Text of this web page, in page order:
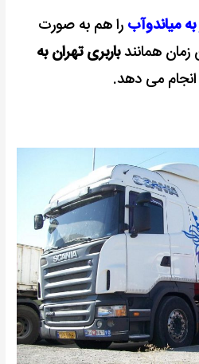
میاندوآب را هم به صورت
همانندباربری تهران به
انجام می دهد.